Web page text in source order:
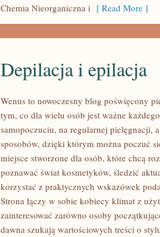
Chemia Nieorganiczna i [ Read More ]
Depilacja i epilacja
Wenus to nowoczesny blog poświęcony
tym, co dla wielu osób jest ważne
samopoczuciu, na regularnej pielęgnacji,
sposobów, dzięki którym można poczuć
miejsce stworzone dla osób, które chcą
poznawać świat kosmetyków, śledzić
korzystać z praktycznych wskazówek
Strona łączy w sobie kobiecy klimat z
zainteresować zarówno osoby
dawna szukają wartościowych treści o